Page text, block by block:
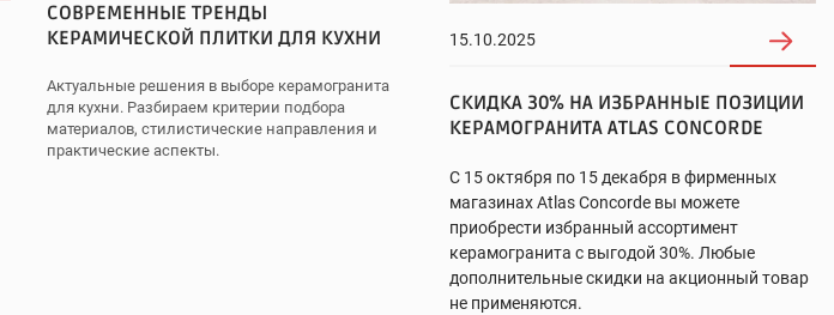
СОВРЕМЕННЫЕ ТРЕНДЫ
КЕРАМИЧЕСКОЙ ПЛИТКИ ДЛЯ КУХНИ
Актуальные решения в выборе керамогранита
для кухни. Разбираем критерии подбора
материалов, стилистические направления и
практические аспекты.
15.10.2025
СКИДКА 30% НА ИЗБРАННЫЕ ПОЗИЦИИ
КЕРАМОГРАНИТА ATLAS CONCORDE
С 15 октября по 15 декабря в фирменных
магазинах Atlas Concorde вы можете
приобрести избранный ассортимент
керамогранита с выгодой 30%. Любые
дополнительные скидки на акционный товар
не применяются.